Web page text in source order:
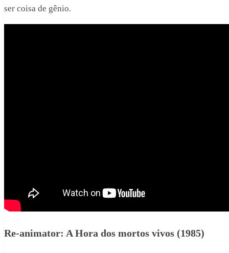
ser coisa de gênio.
Re-animator: A Hora dos mortos vivos (1985)